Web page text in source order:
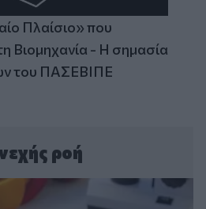
Πλαίσιο» που
Βιομηχανία - Η σημασία
του ΠΑΣΕΒΙΠΕ
ροή